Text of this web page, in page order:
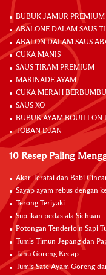
BUBUK JAMUR PREMIUM
ABALONE DALAM SAUS
ABALON DALAM SAUS
CUKA MANIS
SAUS TIRAM PREMIUM
MARINADE AYAM
CUKA MERAH BERBUMBU
SAUS XO
BUBUK AYAM BOUILLON
TOBAN DJAN
10 Resep Paling
Akar Teratai dan Babi
Sayap ayam rebus dengan
Terong Teriyaki
Sup ikan pedas ala Sichuan
Potongan Tenderloin Sapi
Tumis Timun Jepang dan
Tahu Goreng Kecap
Tumis Sate Ayam Goreng